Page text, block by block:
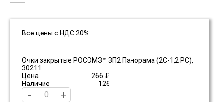
Все цены с НДС 20%
Очки закрытые РОСОМЗ™ ЗП2 Панорама (2С-1,2 PС),
30211
Цена
266 ₽
Наличие
126
- +